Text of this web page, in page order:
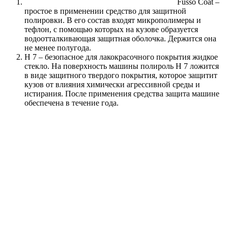
Fusso Coat –
простое в применении средство для защитной
полировки. В его состав входят микрополимеры и
тефлон, с помощью которых на кузове образуется
водоотталкивающая защитная оболочка. Держится она
не менее полугода.
H 7 – безопасное для лакокрасочного покрытия жидкое
стекло. На поверхность машины полироль H 7 ложится
в виде защитного твердого покрытия, которое защитит
кузов от влияния химически агрессивной среды и
истирания. После применения средства защита машине
обеспечена в течение года.